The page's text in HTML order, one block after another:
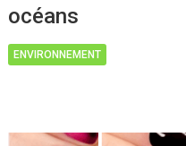
océans
ENVIRONNEMENT